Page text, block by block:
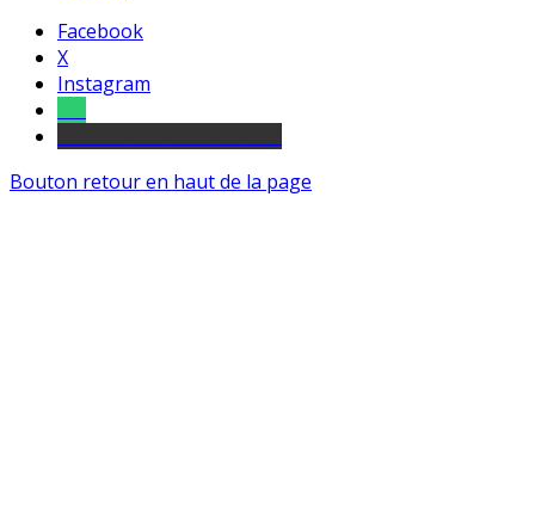
Facebook
X
Instagram
Bouton retour en haut de la page